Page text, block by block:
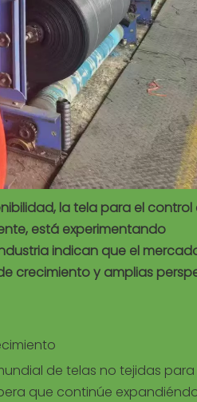
la tela para el control
está experimentando
indican que el
crecimiento y amplias
de telas no tejidas para
que continúe